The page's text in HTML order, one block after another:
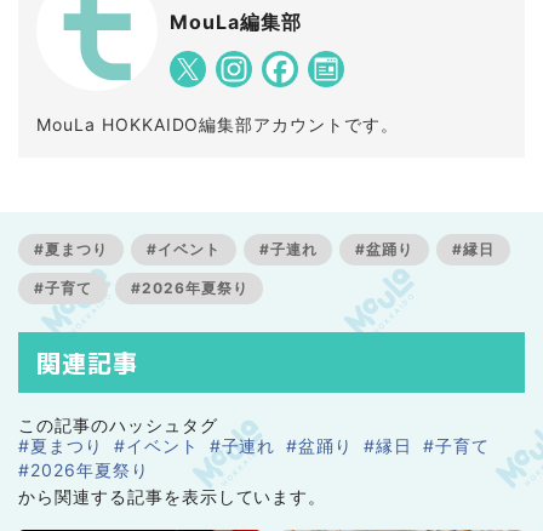
MouLa編集部
MouLa HOKKAIDO編集部アカウントです。
#夏まつり #イベント #子連れ #盆踊り #縁日
#子育て #2026年夏祭り
関連記事
この記事のハッシュタグ
#夏まつり
#イベント #子連れ #盆踊り #縁日
#子育て
#2026年夏祭り
から関連する記事を表示しています。